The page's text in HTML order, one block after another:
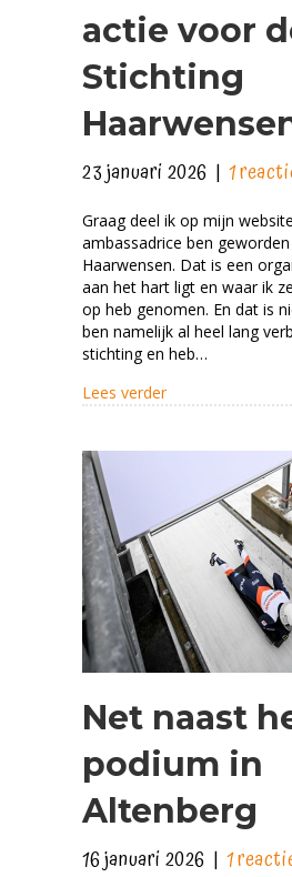
actie voor
Stichting
23 januari 2026 | 1
Graag deel ik op mijn
ambassadrice ben
Haarwensen. Dat is een
aan het hart ligt en waar ik
op heb genomen. En dat is
ben namelijk al heel lang
stichting en heb…
Lees verderabout Kom met
Net naast
podium in
Altenberg
16 januari 2026 | 1